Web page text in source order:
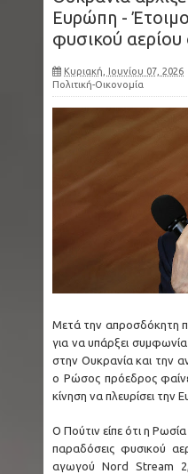
Ευρώπη -
φυσικού αερίου
Κυριακή, Ιουνίου 07, 2026
Πολιτική-Οικονομία
Μετά την απροσδόκητη
για να υπάρξει
στην Ουκρανία και την
ο Ρώσος πρόεδρος
κίνηση να πλευρίσει την
Ο Πούτιν είπε ότι η Ρωσία
παραδόσεις φυσικού
αγωγού Nord Stream